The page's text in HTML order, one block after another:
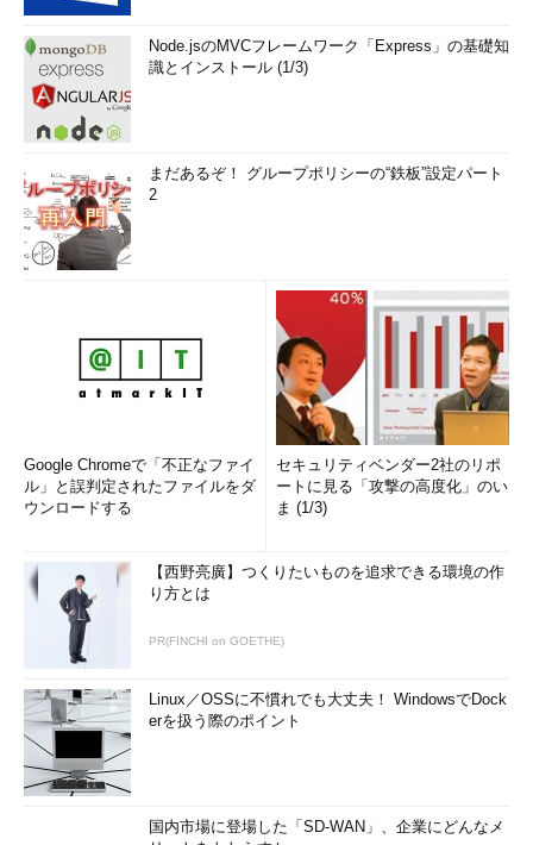
Node.jsのMVCフレームワーク「Express」の基礎知
識とインストール (1/3)
まだあるぞ！ グループポリシーの“鉄板”設定パート
2
Google Chromeで「不正なファイ
ル」と誤判定されたファイルをダ
ウンロードする
セキュリティベンダー2社のリポ
ートに見る「攻撃の高度化」のい
ま (1/3)
【西野亮廣】つくりたいものを追求できる環境の作
り方とは
PR(FINCHI on GOETHE)
Linux／OSSに不慣れでも大丈夫！ WindowsでDock
erを扱う際のポイント
国内市場に登場した「SD-WAN」、企業にどんなメ